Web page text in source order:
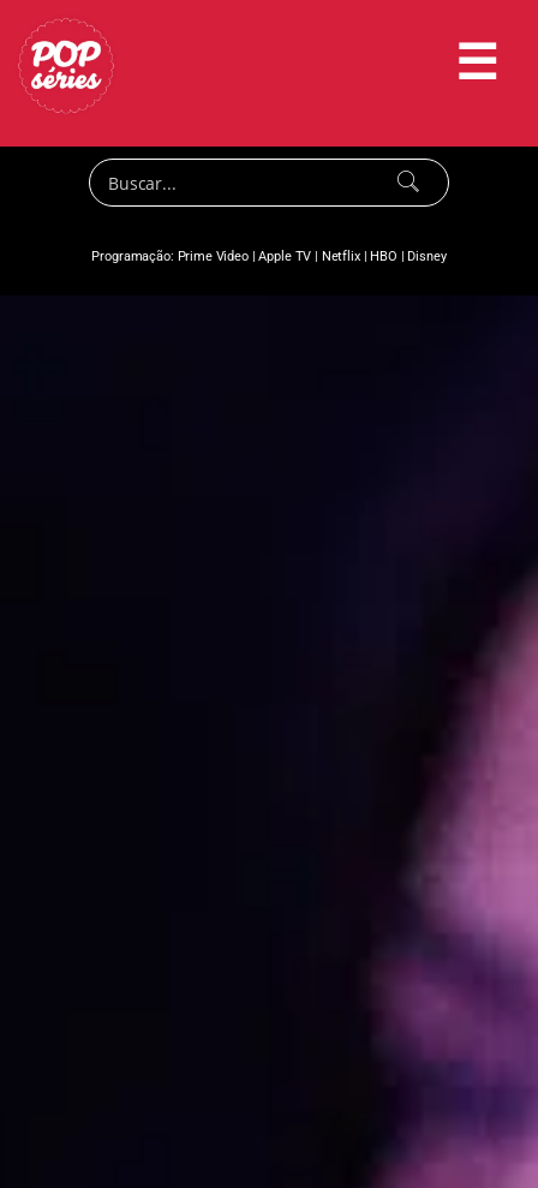
☰
Programação: Prime Video|Apple TV | Netflix|HBO |Disney